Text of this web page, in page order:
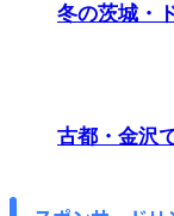
冬の茨城・
古都・金沢